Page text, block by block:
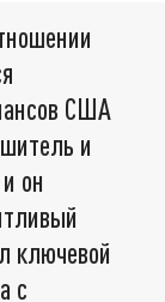
США
и
он
ключевой
с